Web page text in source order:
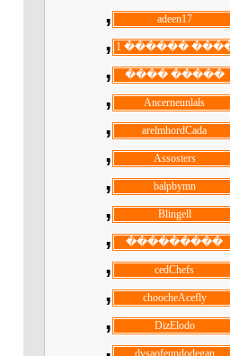
, ‏
, ‏
, ‏
, ‏
, ‏
, ‏
, ‏
, ‏
, ‏
, ‏
, ‏
, ‏
, ‏